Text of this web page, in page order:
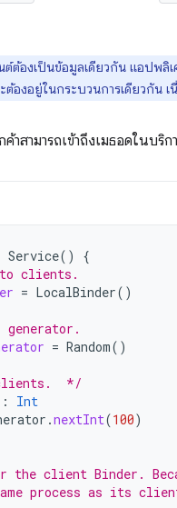
ต์ต้องเป็นข้อมูลเดียวกัน แอปพลิ
ต้องอยู่ในกระบวนการเดียวกัน
สามารถเข้าถึงเมธอดในบริก
Service()
{
clients.
= LocalBinder()
generator.
= Random()
*/
:
Int
.nextInt(100)
the client Binder.
process as its